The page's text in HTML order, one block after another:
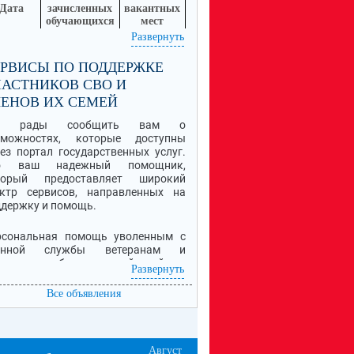
Дата
зачисленных
обучающихся
вакантных
мест
18
находится по ссылке.
Развернуть
ПО ПОДДЕРЖКЕ
СВО И
ИХ СЕМЕЙ
рады сообщить вам о
которые доступны
портал государственных услуг.
ваш надежный помощник,
предоставляет широкий
сервисов, направленных на
и помощь.
помощь уволенным с
службы ветеранам и
боевых действий -
специальной военной
(СВО), семьям погибших
мерах поддержки и
Развернуть
Все объявления
Август